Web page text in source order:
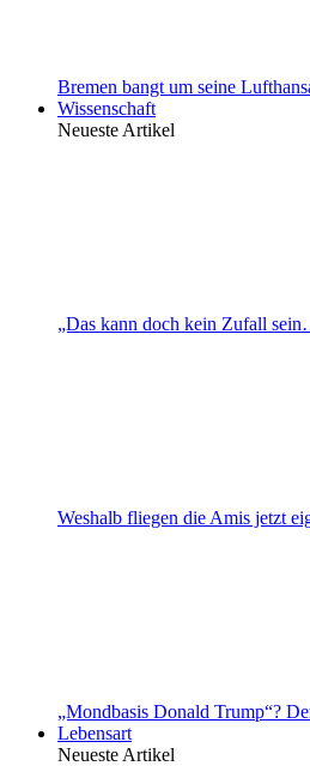
Bremen bangt um seine
Wissenschaft
Neueste Artikel
„Das kann doch kein Zufall
Weshalb fliegen die Amis jetzt
„Mondbasis Donald Trump“?
Lebensart
Neueste Artikel